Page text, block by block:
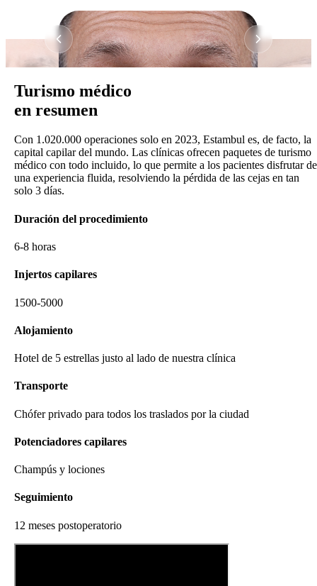
Turismo médico
en resumen
Con 1.020.000 operaciones solo en 2023, Estambul es, de facto, la
capital capilar del mundo. Las clínicas ofrecen paquetes de turismo
médico con todo incluido, lo que permite a los pacientes disfrutar de
una experiencia fluida, resolviendo la pérdida de las cejas en tan
solo 3 días.
Duración del procedimiento
6-8 horas
Injertos capilares
1500-5000
Alojamiento
Hotel de 5 estrellas justo al lado de nuestra clínica
Transporte
Chófer privado para todos los traslados por la ciudad
Potenciadores capilares
Champús y lociones
Seguimiento
12 meses postoperatorio